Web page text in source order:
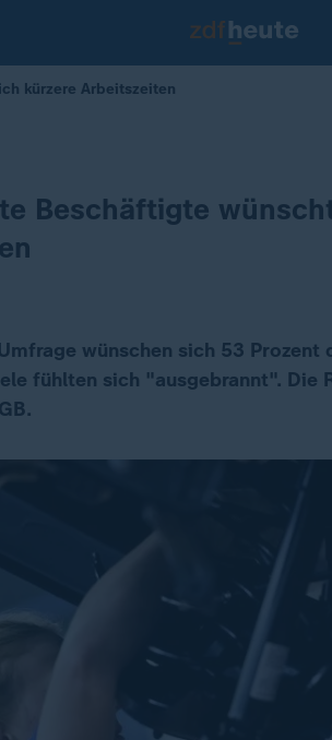
kürzere Arbeitszeiten
Beschäftigte
wünschen sich 53
fühlten sich "ausgebrannt". Die